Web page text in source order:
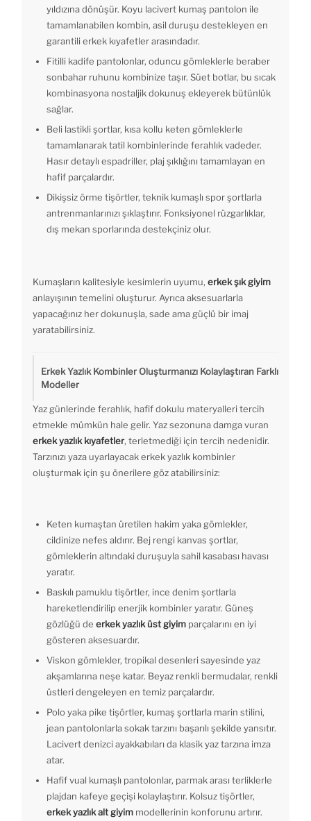
yıldızına dönüşür. Koyu lacivert kumaş pantolon ile
tamamlanabilen kombin, asil duruşu destekleyen en
garantili erkek kıyafetler arasındadır.
Fitilli kadife pantolonlar, oduncu gömleklerle beraber
sonbahar ruhunu kombinize taşır. Süet botlar, bu sıcak
kombinasyona nostaljik dokunuş ekleyerek bütünlük
sağlar.
Beli lastikli şortlar, kısa kollu keten gömleklerle
tamamlanarak tatil kombinlerinde ferahlık vadeder.
Hasır detaylı espadriller, plaj şıklığını tamamlayan en
hafif parçalardır.
Dikişsiz örme tişörtler, teknik kumaşlı spor şortlarla
antrenmanlarınızı şıklaştırır. Fonksiyonel rüzgarlıklar,
dış mekan sporlarında destekçiniz olur.
Kumaşların kalitesiyle kesimlerin uyumu, erkek şık giyim
anlayışının temelini oluşturur. Ayrıca aksesuarlarla
yapacağınız her dokunuşla, sade ama güçlü bir imaj
yaratabilirsiniz.
Erkek Yazlık Kombinler Oluşturmanızı Kolaylaştıran Farklı
Modeller
Yaz günlerinde ferahlık, hafif dokulu materyalleri tercih
etmekle mümkün hale gelir. Yaz sezonuna damga vuran
erkek yazlık kıyafetler, terletmediği için tercih nedenidir.
Tarzınızı yaza uyarlayacak erkek yazlık kombinler
oluşturmak için şu önerilere göz atabilirsiniz:
Keten kumaştan üretilen hakim yaka gömlekler,
cildinize nefes aldırır. Bej rengi kanvas şortlar,
gömleklerin altındaki duruşuyla sahil kasabası havası
yaratır.
Baskılı pamuklu tişörtler, ince denim şortlarla
hareketlendirilip enerjik kombinler yaratır. Güneş
gözlüğü de erkek yazlık üst giyim parçalarını en iyi
gösteren aksesuardır.
Viskon gömlekler, tropikal desenleri sayesinde yaz
akşamlarına neşe katar. Beyaz renkli bermudalar, renkli
üstleri dengeleyen en temiz parçalardır.
Polo yaka pike tişörtler, kumaş şortlarla marin stilini,
jean pantolonlarla sokak tarzını başarılı şekilde yansıtır.
Lacivert denizci ayakkabıları da klasik yaz tarzına imza
atar.
Hafif vual kumaşlı pantolonlar, parmak arası terliklerle
plajdan kafeye geçişi kolaylaştırır. Kolsuz tişörtler,
erkek yazlık alt giyim modellerinin konforunu artırır.